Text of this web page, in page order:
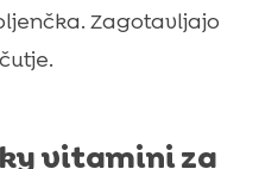
Zagotavljajo
vitamini za